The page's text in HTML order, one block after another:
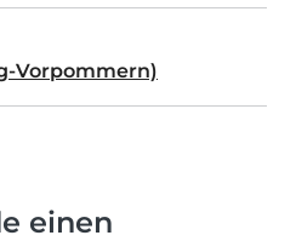
Vorpommern)
einen